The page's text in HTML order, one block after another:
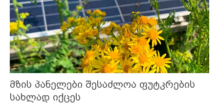
მზის პანელები შესაძლოა ფუტკრების
სახლად იქცეს